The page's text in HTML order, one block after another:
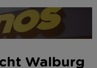
Walburg